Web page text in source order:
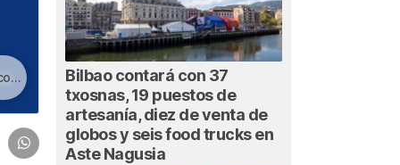
Bilbao contará con 37
txosnas, 19 puestos de
artesanía, diez de venta de
globos y seis food trucks en
Aste Nagusia